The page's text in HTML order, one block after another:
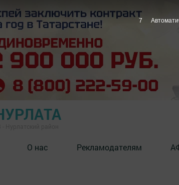
О нас Рекламодателям
6